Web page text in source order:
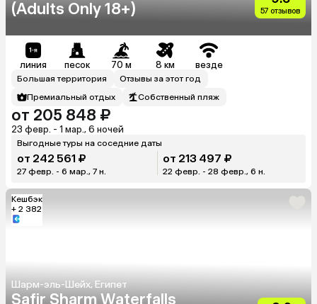
(Adults Only 18+) 57 отзывов
линия песок 70 м 8 км везде
Большая территория
Отзывы за этот год
Премиальный отдых
Собственный пляж
от 205 848 ₽
23 февр. - 1 мар., 6 ночей
Выгодные туры на соседние даты
от 242 561 ₽
27 февр. - 6 мар., 7 н.
от 213 497 ₽
22 февр. - 28 февр., 6 н.
Кешбэк
+ 2 382
Шарм-эль-Шейх, Египет
Safir Sharm Waterfalls